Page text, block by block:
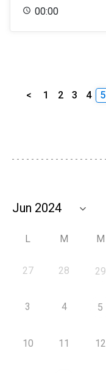
00:00
< 1 2 3 4 5
L M M
27 28 29
3 4 5
10 11 12